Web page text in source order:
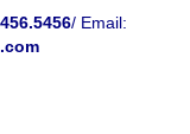
/ Email: